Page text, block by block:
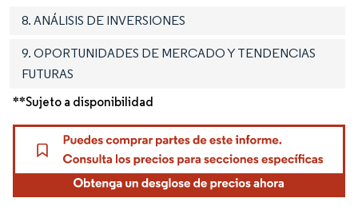
8. ANÁLISIS DE INVERSIONES
9. OPORTUNIDADES DE MERCADO Y TENDENCIAS
FUTURAS
**Sujeto a disponibilidad